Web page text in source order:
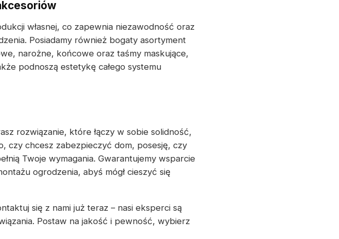
własnej, co zapewnia niezawodność oraz
Posiadamy również bogaty asortyment
narożne, końcowe oraz taśmy maskujące,
podnoszą estetykę całego systemu
rozwiązanie, które łączy w sobie solidność,
czy chcesz zabezpieczyć dom, posesję, czy
Twoje wymagania. Gwarantujemy wsparcie
ogrodzenia, abyś mógł cieszyć się
się z nami już teraz – nasi eksperci są
Postaw na jakość i pewność, wybierz